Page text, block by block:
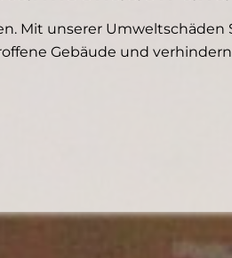
Mit unserer Umweltschäden
Gebäude und